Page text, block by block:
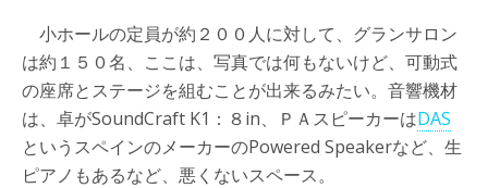
小ホールの定員が約２００人に対して、グランサロン
は約１５０名、ここは、写真では何もないけど、可動式
の座席とステージを組むことが出来るみたい。音響機材
は、卓がSoundCraft K1：８in、ＰＡスピーカーはDAS
というスペインのメーカーのPowered Speakerなど、生
ピアノもあるなど、悪くないスペース。